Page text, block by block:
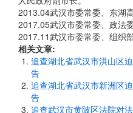
2013.04武汉市委常委、东湖
2017.05武汉市委常委、政法委
2017.11武汉市委常委、组织部
相关文章:
追查湖北省武汉市洪山区
告
追查湖北省武汉市新洲区
告
追查武汉市黄陂区法院对